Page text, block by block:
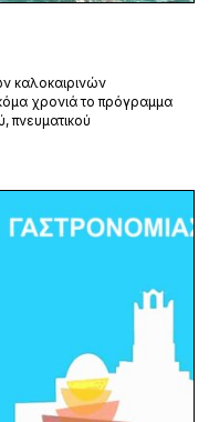
καλοκαιρινών
χρονιά το πρόγραμμα
πνευματικού